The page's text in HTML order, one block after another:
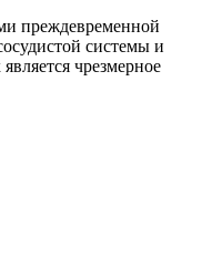
преждевременной
системы и
чрезмерное